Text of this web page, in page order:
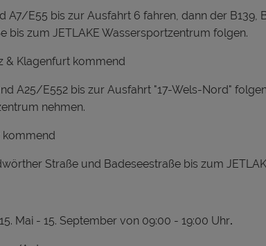
A7/E55 bis zur Ausfahrt 6 fahren, dann der B139,
bis zum JETLAKE Wassersportzentrum folgen.
& Klagenfurt kommend
A25/E552 bis zur Ausfahrt "17-Wels-Nord"
nehmen.
kommend
Straße und Badeseestraße bis zum
Mai - 15. September von 09:00 - 19:00 Uhr.